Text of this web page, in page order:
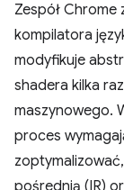
Zespół Chrome
kompilatora
modyfikuje
shadera kilka
maszynowego.
proces
pośrednią (IR)